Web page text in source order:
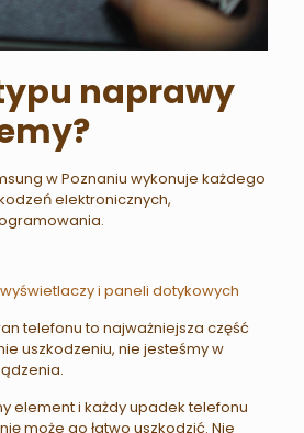
naprawy
w Poznaniu wykonuje każdego
elektronicznych,
i paneli dotykowych
telefonu to najważniejsza część
uszkodzeniu, nie jesteśmy w
element i każdy upadek telefonu
może go łatwo uszkodzić. Nie